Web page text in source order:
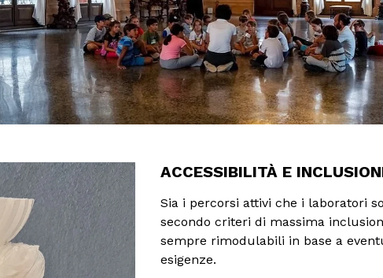
ACCESSIBILITÀ E
Sia i percorsi attivi che i laboratori
secondo criteri di massima
sempre rimodulabili in base a
esigenze.